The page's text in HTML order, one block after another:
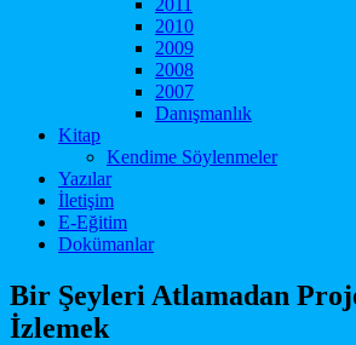
2010
2009
2008
2007
Danışmanlık
Kitap
Kendime Söylenmeler
Yazılar
İletişim
E-Eğitim
Dokümanlar
Bir Şeyleri Atlamadan
İzlemek